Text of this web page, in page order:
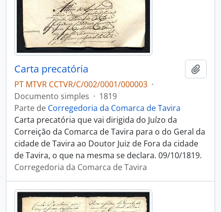
Carta precatória
PT MTVR CCTVR/C/002/0001/000003 ·
Documento simples · 1819
Parte de Corregedoria da Comarca de Tavira
Carta precatória que vai dirigida do Juízo da
Correição da Comarca de Tavira para o do Geral da
cidade de Tavira ao Doutor Juiz de Fora da cidade
de Tavira, o que na mesma se declara. 09/10/1819.
Corregedoria da Comarca de Tavira